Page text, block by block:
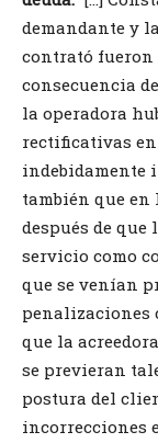
demandante y
contrató fueron
consecuencia
la operadora
rectificativas
indebidamente
también que
después de que
servicio como
que se venían
penalizaciones
que la
se previeran
postura del
incorrecciones